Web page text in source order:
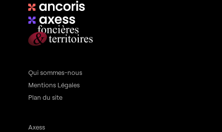
Qui sommes-nous
Mentions Légales
Plan du site
Axess